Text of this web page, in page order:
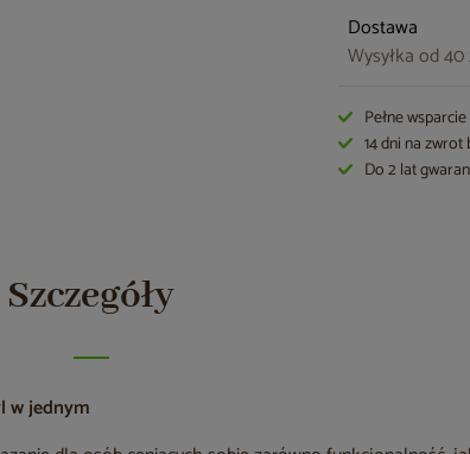
Dostawa
Wysyłka od
Pełne
14 dni na zwrot
Do 2 lat
Szczegóły
w jednym